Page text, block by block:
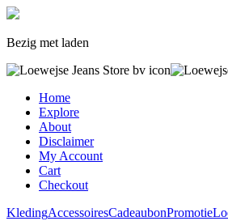
Bezig met laden
Home
Explore
About
Disclaimer
My Account
Cart
Checkout
KledingAccessoiresCadeaubonPromotie